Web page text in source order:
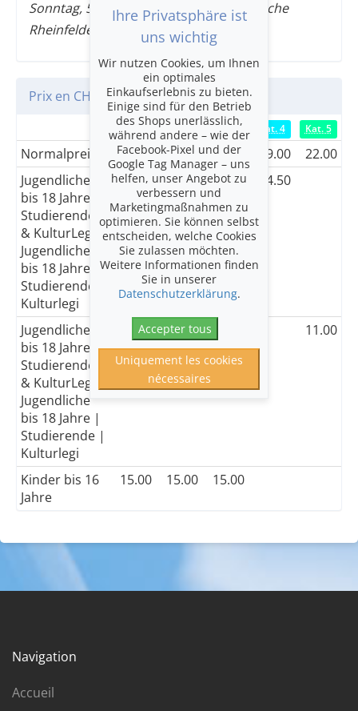
Sonntag, 5. Juli 2026, 11.30 Uhr, Stadtkirche
Rheinfelden (CH)
Prix en CHF
Kat. 1 Kat. 2 Kat. 3 Kat. 4 Kat. 5
Normalpreis 89.00 69.00 49.00 29.00
22.00
Jugendliche
bis 18 Jahre,
Studierende
& KulturLegi /
Jugendliche
bis 18 Jahre |
Studierende |
Kulturlegi
44.50 34.50 24.50 14.50
Jugendliche
bis 18 Jahre,
Studierende
& KulturLegi /
Jugendliche
bis 18 Jahre |
Studierende |
Kulturlegi
11.00
Kinder bis 16
Jahre
15.00 15.00 15.00
Navigation
Accueil
Ihre Privatsphäre ist
uns wichtig
Wir nutzen Cookies, um Ihnen
ein optimales
Einkaufserlebnis zu bieten.
Einige sind für den Betrieb
des Shops unerlässlich,
während andere – wie der
Facebook-Pixel und der
Google Tag Manager – uns
helfen, unser Angebot zu
verbessern und
Marketingmaßnahmen zu
optimieren. Sie können selbst
entscheiden, welche Cookies
Sie zulassen möchten.
Weitere Informationen finden
Sie in unserer
Datenschutzerklärung.
Accepter tous
Uniquement les cookies
nécessaires